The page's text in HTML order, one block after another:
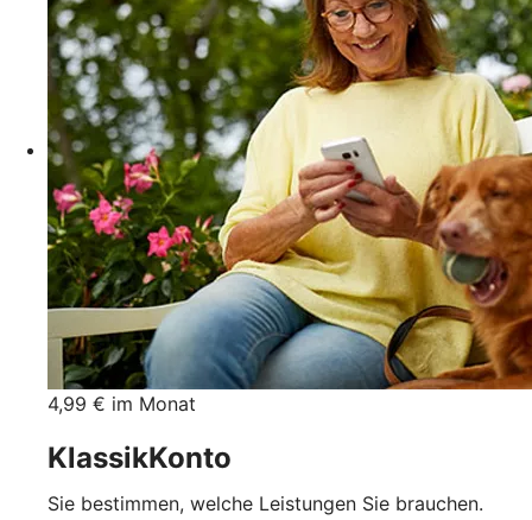
4,99 € im Monat
KlassikKonto
Sie bestimmen, welche Leistungen Sie brauchen.